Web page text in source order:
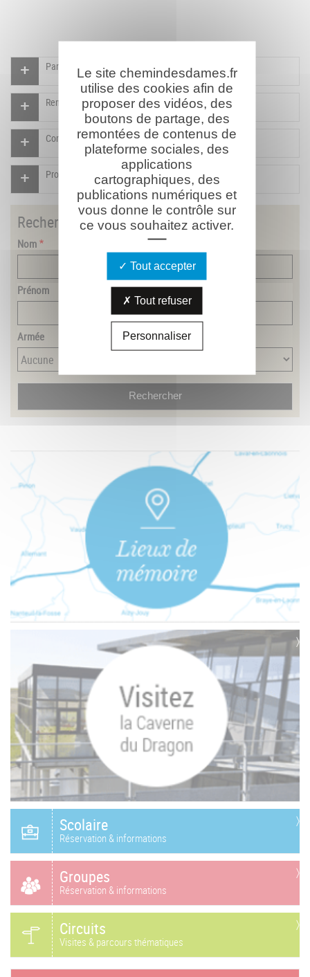
Participer à l'indexation du Mémorial virtuel
Rendre un hommage pour ce combattant
Compléter la fiche pour ce combattant
Proposer un document pour ce combattant
Rechercherun combattant
Nom
Prénom
Armée
Scolaire
Réservation & informations
Groupes
Réservation & informations
Circuits
Visites & parcours thématiques
Le site chemindesdames.fr
utilise des cookies afin de
proposer des vidéos, des
boutons de partage, des
remontées de contenus de
plateforme sociales, des
applications
cartographiques, des
publications numériques et
vous donne le contrôle sur
ce vous souhaitez activer.
Tout accepter
Tout refuser
Personnaliser